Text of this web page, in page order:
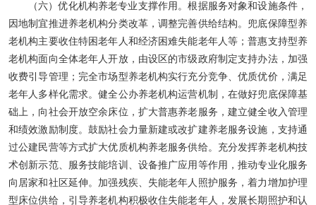
（六）优化机构养老专业支撑作用。根据服务对象和设施条件，
因地制宜推进养老机构分类改革，调整完善供给结构。兜底保障型养
老机构主要收住特困老年人和经济困难失能老年人等；普惠支持型养
老机构面向全体老年人开放，由设区的市级政府制定支持办法，加强
收费引导管理；完全市场型养老机构实行充分竞争、优质优价，满足
老年人多样化需求。健全公办养老机构运营机制，在做好兜底保障基
础上，向社会开放空余床位，扩大普惠养老服务，建立健全收入管理
和绩效激励制度。鼓励社会力量新建或改扩建养老服务设施，支持通
过公建民营等方式扩大优质机构养老服务供给。充分发挥养老机构技
术创新示范、服务技能培训、设备推广应用等作用，推动专业化服务
向居家和社区延伸。加强残疾、失能老年人照护服务，着力增加护理
型床位供给，引导养老机构积极收住失能老年人，发展长期照护和认